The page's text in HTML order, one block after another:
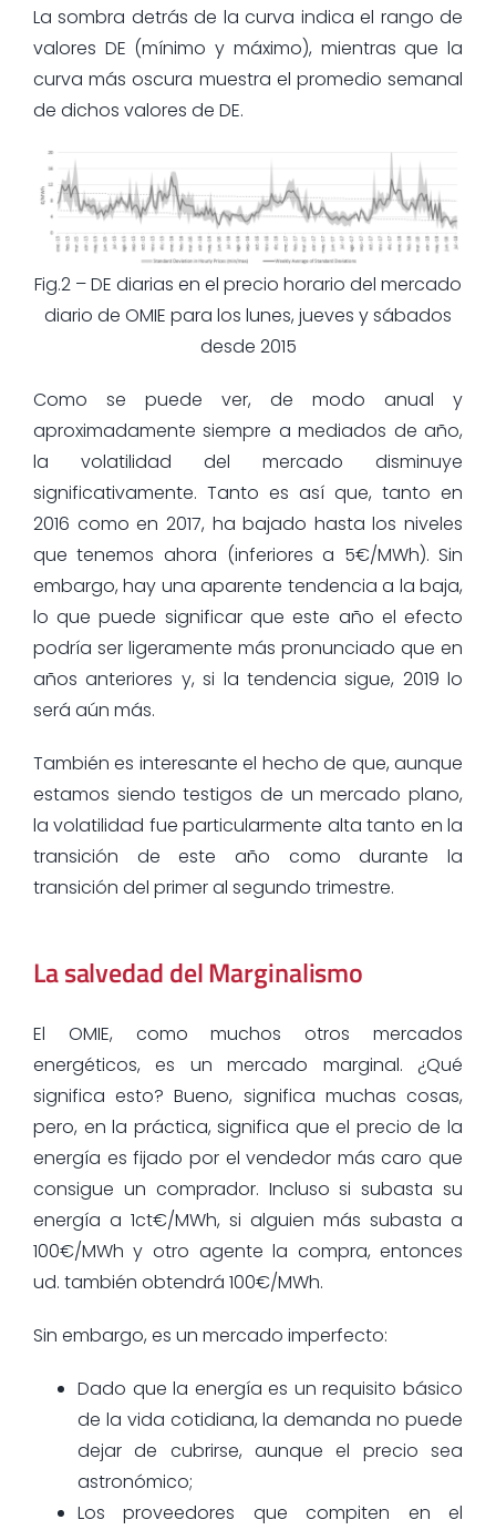
La sombra detrás de la curva indica el rango de
valores DE (mínimo y máximo), mientras que la
curva más oscura muestra el promedio semanal
de dichos valores de DE.
Fig.2 – DE diarias en el precio horario del mercado
diario de OMIE para los lunes, jueves y sábados
desde 2015
Como se puede ver, de modo anual y
aproximadamente siempre a mediados de año,
la volatilidad del mercado disminuye
significativamente. Tanto es así que, tanto en
2016 como en 2017, ha bajado hasta los niveles
que tenemos ahora (inferiores a 5€/MWh). Sin
embargo, hay una aparente tendencia a la baja,
lo que puede significar que este año el efecto
podría ser ligeramente más pronunciado que en
años anteriores y, si la tendencia sigue, 2019 lo
será aún más.
También es interesante el hecho de que, aunque
estamos siendo testigos de un mercado plano,
la volatilidad fue particularmente alta tanto en la
transición de este año como durante la
transición del primer al segundo trimestre.
La salvedad del Marginalismo
El OMIE, como muchos otros mercados
energéticos, es un mercado marginal. ¿Qué
significa esto? Bueno, significa muchas cosas,
pero, en la práctica, significa que el precio de la
energía es fijado por el vendedor más caro que
consigue un comprador. Incluso si subasta su
energía a 1ct€/MWh, si alguien más subasta a
100€/MWh y otro agente la compra, entonces
ud. también obtendrá 100€/MWh.
Sin embargo, es un mercado imperfecto:
Dado que la energía es un requisito básico
de la vida cotidiana, la demanda no puede
dejar de cubrirse, aunque el precio sea
astronómico;
Los proveedores que compiten en el